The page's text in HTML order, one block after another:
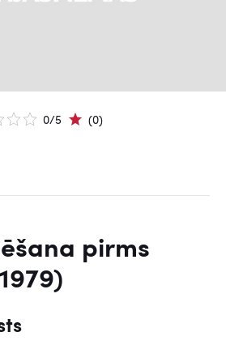
0/5 (0)
pirms